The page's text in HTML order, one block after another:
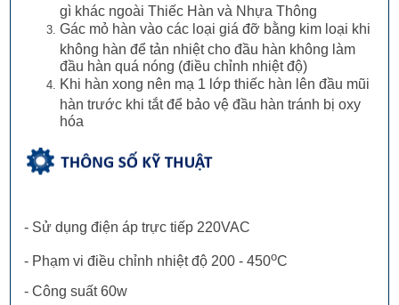
gì khác ngoài Thiếc Hàn và Nhựa Thông
Gác mỏ hàn vào các loại giá đỡ bằng kim loại khi
không hàn để tản nhiệt cho đầu hàn không làm
đầu hàn quá nóng (điều chỉnh nhiệt độ)
Khi hàn xong nên mạ 1 lớp thiếc hàn lên đầu mũi
hàn trước khi tắt để bảo vệ đầu hàn tránh bị oxy
hóa
- Sử dụng điện áp trực tiếp 220VAC
- Phạm vi điều chỉnh nhiệt độ 200 - 450oC
- Công suất 60w